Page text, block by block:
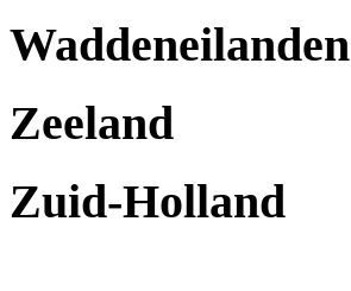
Waddeneilanden
Zeeland
Zuid-Holland